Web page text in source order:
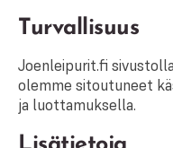
Turvallisuus
Joenleipurit.fi
olemme sitoutuneet
ja luottamuksella.